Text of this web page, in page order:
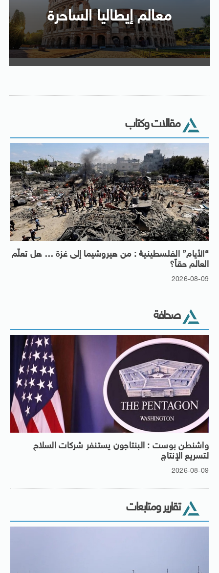
معالم إيطاليا الساحرة
مقالات وكتاب
“الأيام” الفلسطينية : من هيروشيما إلى غزة … هل تعلّم
العالم حقاً؟
2026-08-09
صحافة
واشنطن بوست : البنتاجون يستنفر شركات السلاح
لتسريع الإنتاج
2026-08-09
تقارير ومتابعات